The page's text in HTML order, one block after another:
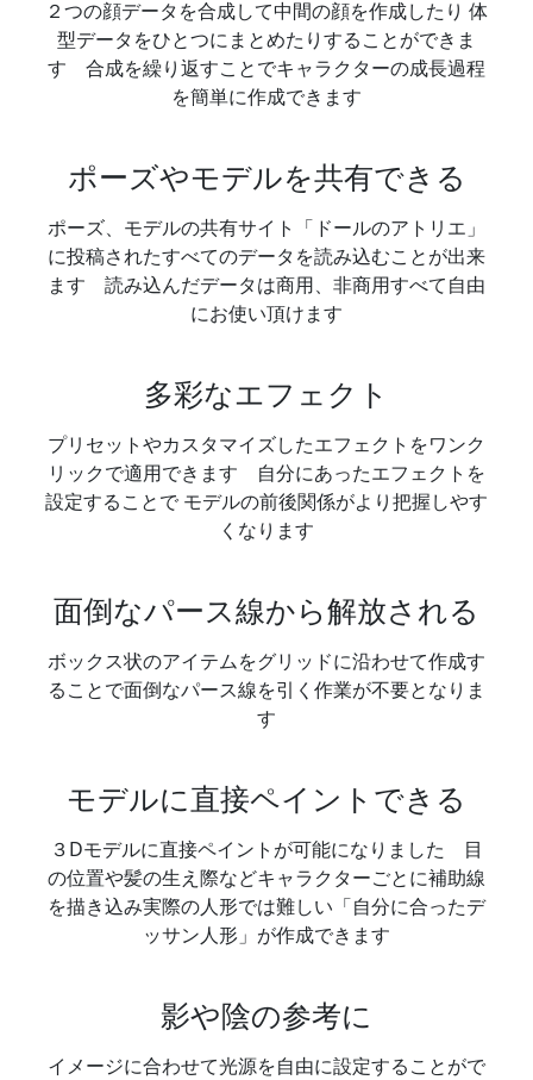
２つの顔データを合成して中間の顔を作成したり 体
型データをひとつにまとめたりすることができま
す 合成を繰り返すことでキャラクターの成長過程
を簡単に作成できます
ポーズやモデルを共有できる
ポーズ、モデルの共有サイト「ドールのアトリエ」
に投稿されたすべてのデータを読み込むことが出来
ます 読み込んだデータは商用、非商用すべて自由
にお使い頂けます
多彩なエフェクト
プリセットやカスタマイズしたエフェクトをワンク
リックで適用できます 自分にあったエフェクトを
設定することで モデルの前後関係がより把握しやす
くなります
面倒なパース線から解放される
ボックス状のアイテムをグリッドに沿わせて作成す
ることで面倒なパース線を引く作業が不要となりま
す
モデルに直接ペイントできる
３Dモデルに直接ペイントが可能になりました 目
の位置や髪の生え際などキャラクターごとに補助線
を描き込み実際の人形では難しい「自分に合ったデ
ッサン人形」が作成できます
影や陰の参考に
イメージに合わせて光源を自由に設定することがで